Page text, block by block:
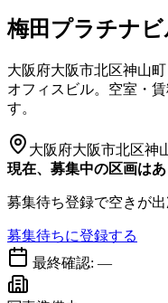
梅田プラチナ
大阪府大阪市北区神山町
オフィスビル。空室・
す。
大阪府大阪市北区神
現在、募集中の区画は
募集待ち登録で空きが出
募集待ちに登録する
最終確認: —